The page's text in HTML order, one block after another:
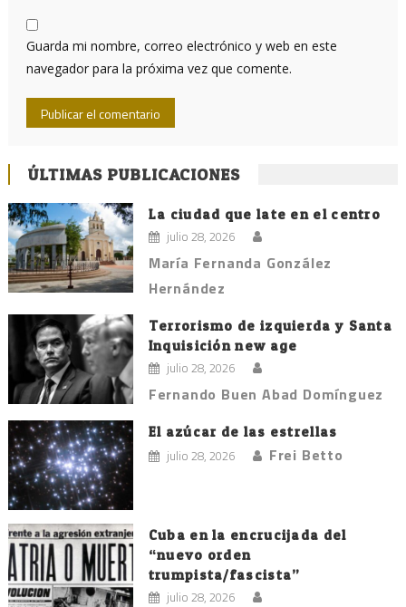
Guarda mi nombre, correo electrónico y web en este
navegador para la próxima vez que comente.
ÚLTIMAS PUBLICACIONES
La ciudad que late en el centro
julio 28, 2026
María Fernanda González
Hernández
Terrorismo de izquierda y Santa
Inquisición new age
julio 28, 2026
Fernando Buen Abad Domínguez
El azúcar de las estrellas
julio 28, 2026 Frei Betto
Cuba en la encrucijada del
“nuevo orden
trumpista/fascista”
julio 28, 2026